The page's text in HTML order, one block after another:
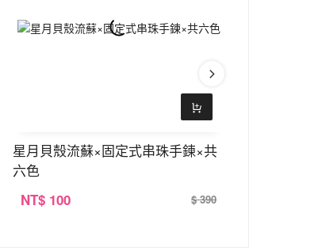
星月貝殼流蘇×固定式串珠手鍊×共
六色
NT$ 100 $ 390